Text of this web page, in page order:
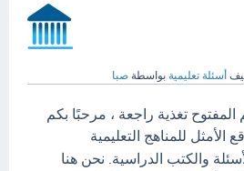
أسئلة تعليمية بواسطة صبا
تغذية راجعة ، مرحبًا بكم
الأمثل للمناهج التعليمية
والكتب الدراسية. نحن هنا